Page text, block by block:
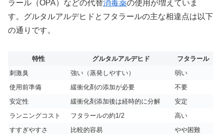
ラール（OPA）などの代替消毒薬の使用が増えていま
す。グルタルアルデヒドとフタラールの主な相違点は以下
の通りです。
特性 グルタルアルデヒド
フタラール
刺激臭
強い（蒸発しやすい）
弱い
使用前準備
緩衝化剤の添加が必要
不要
安定性
緩衝化剤添加後は経時的に分解
安定
ランニングコスト
フタラールの約1/2
高い
すすぎやすさ
比較的容易
やや困難